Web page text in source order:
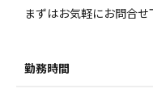
まずはお気軽にお問合せ
勤務時間